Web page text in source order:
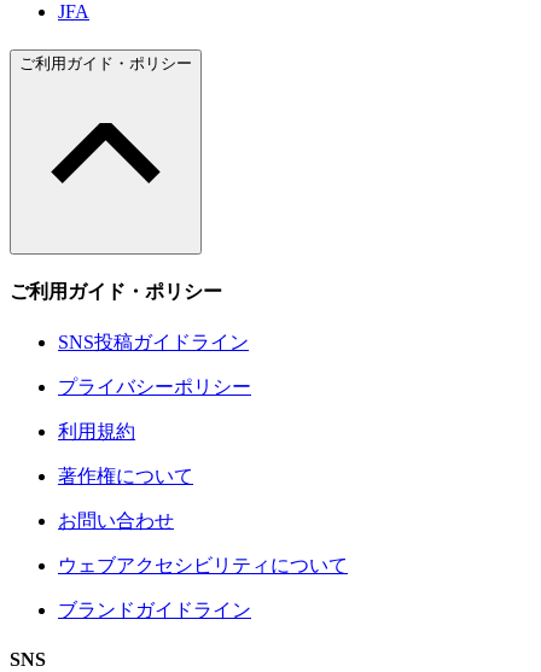
JFA
ご利用ガイド・ポリシー
ご利用ガイド・ポリシー
SNS投稿ガイドライン
プライバシーポリシー
利用規約
著作権について
お問い合わせ
ウェブアクセシビリティについて
ブランドガイドライン
SNS